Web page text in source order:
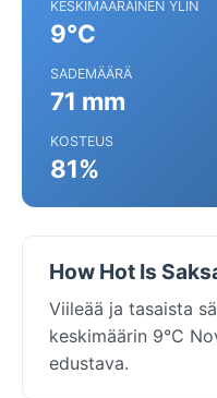
KESKIMÄÄRÄINEN YLIN
9°C
SADEMÄÄRÄ
71 mm
KOSTEUS
81%
How Hot Is
Viileää ja tasaista
keskimäärin 9°C
edustava.